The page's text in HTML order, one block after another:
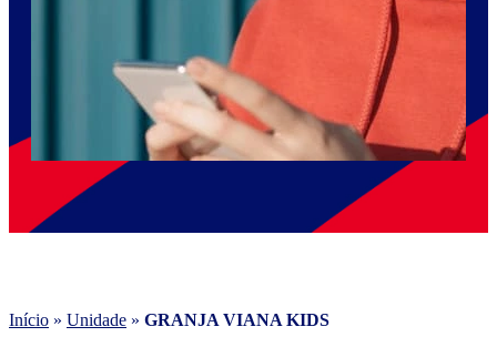
Início » Unidade » GRANJA VIANA KIDS